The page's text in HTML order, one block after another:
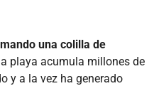
una colilla de
playa acumula millones de
y a la vez ha generado